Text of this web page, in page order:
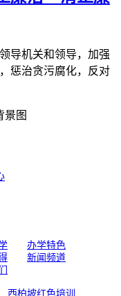
导机关和领导，加强
惩治贪污腐化，反对
办学特色
新闻频道
西柏坡红色培训